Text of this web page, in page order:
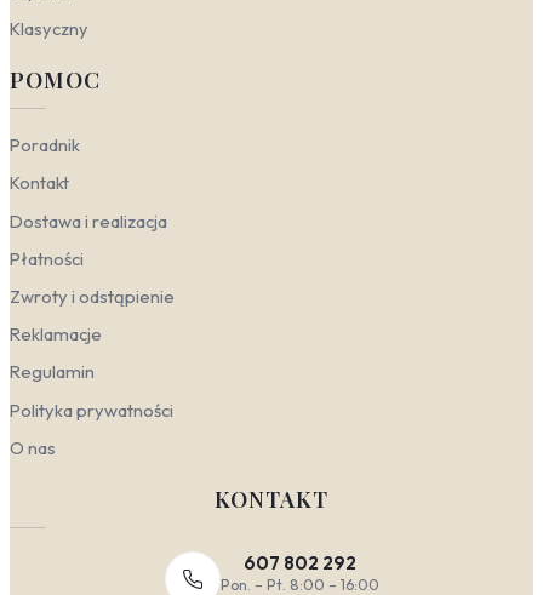
Klasyczny
POMOC
Poradnik
Kontakt
Dostawa i realizacja
Płatności
Zwroty i odstąpienie
Reklamacje
Regulamin
Polityka prywatności
O nas
KONTAKT
607 802 292
Pon. – Pt. 8:00 – 16:00